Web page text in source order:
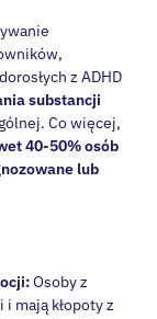
z ADHD
substancji
Co więcej,
40-50% osób
lub
mają kłopoty z
psychoaktywne